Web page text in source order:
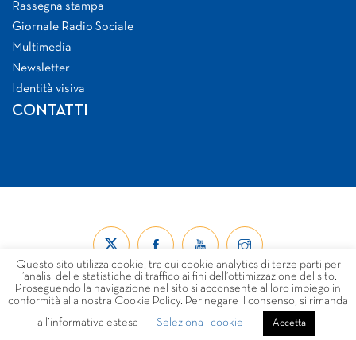
Rassegna stampa
Giornale Radio Sociale
Multimedia
Newsletter
Identità visiva
CONTATTI
© Forum Nazionale del Terzo Settore ETS 2026
Questo sito utilizza cookie, tra cui cookie analytics di terze parti per
l’analisi delle statistiche di traffico ai fini dell’ottimizzazione del sito.
Proseguendo la navigazione nel sito si acconsente al loro impiego in
conformità alla nostra Cookie Policy. Per negare il consenso, si rimanda
all’informativa estesa
Seleziona i cookie Accetta